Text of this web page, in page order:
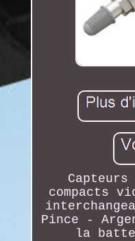
Capteurs
compacts
Pince -
la